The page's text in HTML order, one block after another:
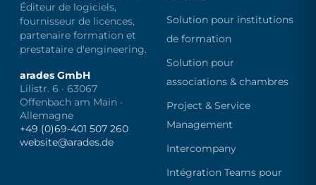
Éditeur de logiciels,
fournisseur de licences,
partenaire formation et
prestataire d'engineering.
arades GmbH
Lilistr. 6 · 63067
Offenbach am Main ·
Allemagne
+49 (0)69-401 507 260
website@arades.de
Solution pour institutions
de formation
Solution pour
associations & chambres
Project & Service
Management
Intercompany
Intégration Teams pour